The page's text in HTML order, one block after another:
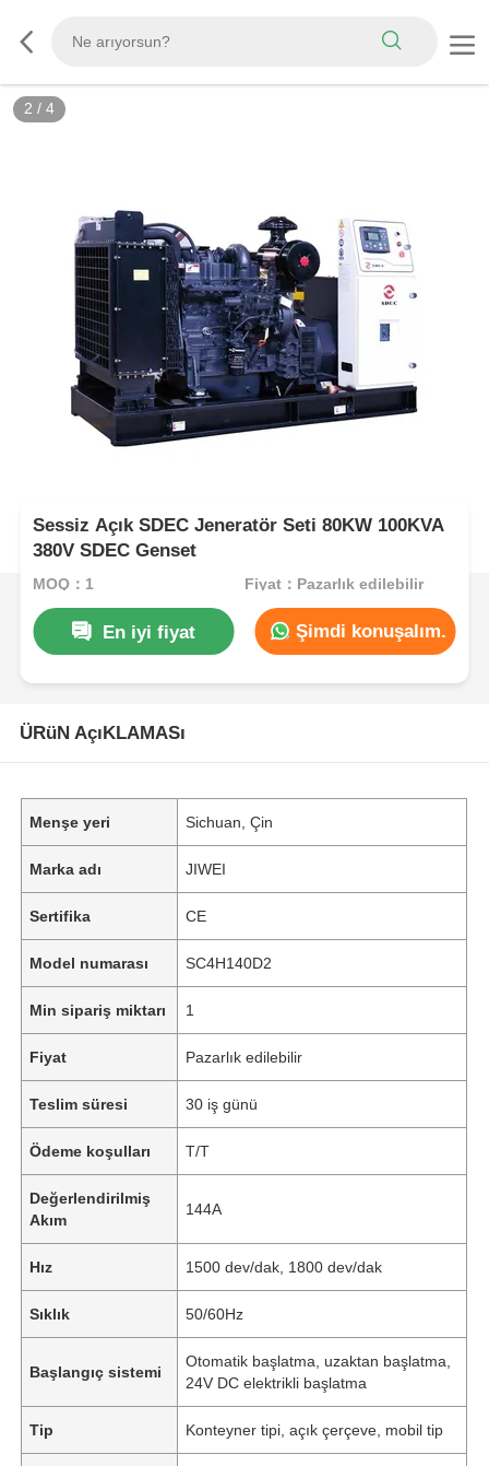
3 / 4
Sessiz Açık SDEC Jeneratör Seti 80KW 100KVA
380V SDEC Genset
MOQ：1 Fiyat：Pazarlık edilebilir
En iyi fiyat Şimdi konuşalım.
ÜRüN AçıKLAMASı
Menşe yeri Sichuan, Çin
Marka adı JIWEI
Sertifika CE
Model numarası SC4H140D2
Min sipariş miktarı 1
Fiyat Pazarlık edilebilir
Teslim süresi 30 iş günü
Ödeme koşulları T/T
Değerlendirilmiş
Akım
144A
Hız 1500 dev/dak, 1800 dev/dak
Sıklık 50/60Hz
Başlangıç ​​sistemi
Otomatik başlatma, uzaktan başlatma,
24V DC elektrikli başlatma
Tip Konteyner tipi, açık çerçeve, mobil tip